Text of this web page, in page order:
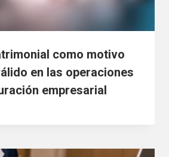
como motivo
en las operaciones
empresarial